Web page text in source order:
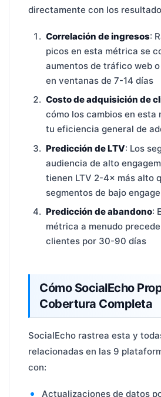
directamente con los
Correlación de ingresos:
picos en esta métrica se
aumentos de tráfico web
en ventanas de 7-14 días
Costo de adquisición de
cómo los cambios en
tu eficiencia general de
Predicción de LTV: Los
audiencia de alto
tienen LTV 2-4× más alto
segmentos de bajo
Predicción de abandono:
métrica a menudo
clientes por 30-90 días
Cómo SocialEcho
Cobertura Completa
SocialEcho rastrea esta y
relacionadas en las 9
con:
Actualizaciones de datos